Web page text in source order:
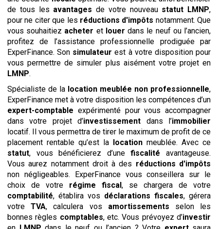
de tous les avantages de votre nouveau statut LMNP,
pour ne citer que les réductions d'impôts notamment. Que
vous souhaitiez acheter et louer dans le neuf ou l’ancien,
profitez de l’assistance professionnelle prodiguée par
ExperFinance. Son simulateur est à votre disposition pour
vous permettre de simuler plus aisément votre projet en
LMNP.
Spécialiste de la location meublée non professionnelle,
ExperFinance met à votre disposition les compétences d’un
expert-comptable expérimenté pour vous accompagner
dans votre projet d’investissement dans l’immobilier
locatif. Il vous permettra de tirer le maximum de profit de ce
placement rentable qu’est la
location meublée. Avec ce
statut, vous bénéficierez d’unefiscalité avantageuse.
Vous aurez notamment droit à des réductions d'impôts
non négligeables. ExperFinance vous conseillera sur le
choix de votre régime fiscal , se chargera de votre
comptabilité, établira vos déclarations fiscales, gérera
votreTVA, calculera vos amortissements selon les
bonnes règles comptables, etc. Vous prévoyez d’investir